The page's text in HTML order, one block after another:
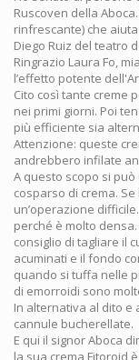
Ruscoven della
rinfrescante) che
Diego Ruiz del teatro
Ringrazio Laura Fo,
l’effetto potente
Cito così tante creme
nei primi giorni. Poi
più efficiente sia
Attenzione: queste
andrebbero infilate
A questo scopo si
cosparso di crema.
un’operazione
perché è molto
consiglio di tagliare il
acuminati e il fondo
quando si tuffa nelle
di emorroidi sono
In alternativa al dito e
cannule bucherellate.
E qui il signor Aboca
la sua crema Fitoroid